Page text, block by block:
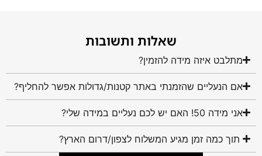
שאלות ותשובות
מתלבט איזה מידה להזמין?
אם הנעליים שהזמנתי באתר קטנות/גדולות אפשר להחליף?
אני מידה 50! האם יש לכם נעליים במידה שלי?
תוך כמה זמן מגיע המשלוח לצפון/דרום הארץ?